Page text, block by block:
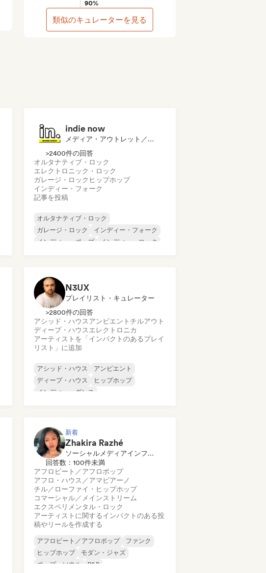
90%
類似のキュレーターを見る
indie now
メディア・アウトレット／ジャーナリスト
>2400件の回答
オルタナティブ・ロック
エレクトロニック・ロック
ガレージ・ロック ヒップホップ
インディー・フォーク
記事を投稿
オルタナティブ・ロック
ガレージ・ロック
インディー・フォーク
インディー・ポップ
インディー・ロック
N3UX
プレイリスト・キュレーター
>2800件の回答
アシッド・ハウスアンビエント チルアウト
ディープ・ハウスエレクトロニカ
アーティストを「インパクトのあるプレイ
リスト」に追加
アシッド・ハウス
アンビエント
ディープ・ハウス
ヒップホップ
インディー・ダンス
オルガニック・ハウス／ダウンテンポ
新着
Zhakira Razhé
ソーシャルメディアインフルエンサー
回答数：100件未満
アフロビート／アフロポップ
アフロ・ハウス／アマピアーノ
チル／ローファイ・ヒップホップ
コマーシャル／メインストリーム
エクスペリメンタル・ロック
アーティストに関するインパクトのある投
稿やリールを作成する
アフロビート／アフロポップ
ファンク
ヒップホップ
モダン・ジャズ
ポップ・ソウル
R&B